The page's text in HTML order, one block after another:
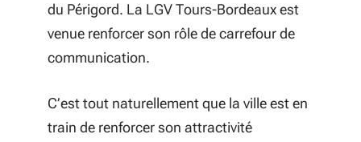
du Périgord. La LGV Tours-Bordeaux est
venue renforcer son rôle de carrefour de
communication.
C’est tout naturellement que la ville est en
train de renforcer son attractivité